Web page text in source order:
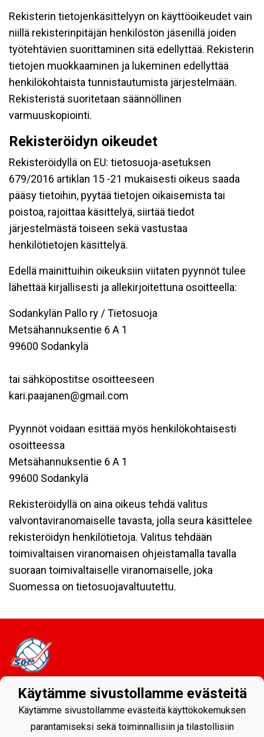
Rekisterin tietojenkäsittelyyn on käyttöoikeudet vain
niillä rekisterinpitäjän henkilöstön jäsenillä joiden
työtehtävien suorittaminen sitä edellyttää. Rekisterin
tietojen muokkaaminen ja lukeminen edellyttää
henkilökohtaista tunnistautumista järjestelmään.
Rekisteristä suoritetaan säännöllinen
varmuuskopiointi.
Rekisteröidyn oikeudet
Rekisteröidyllä on EU: tietosuoja-asetuksen
679/2016 artiklan 15 -21 mukaisesti oikeus saada
pääsy tietoihin, pyytää tietojen oikaisemista tai
poistoa, rajoittaa käsittelyä, siirtää tiedot
järjestelmästä toiseen sekä vastustaa
henkilötietojen käsittelyä.
Edellä mainittuihin oikeuksiin viitaten pyynnöt tulee
lähettää kirjallisesti ja allekirjoitettuna osoitteella:
Sodankylän Pallo ry / Tietosuoja
Metsähannuksentie 6 A 1
99600 Sodankylä
tai sähköpostitse osoitteeseen
kari.paajanen@gmail.com
Pyynnöt voidaan esittää myös henkilökohtaisesti
osoitteessa
Metsähannuksentie 6 A 1
99600 Sodankylä
Rekisteröidyllä on aina oikeus tehdä valitus
valvontaviranomaiselle tavasta, jolla seura käsittelee
rekisteröidyn henkilötietoja. Valitus tehdään
toimivaltaisen viranomaisen ohjeistamalla tavalla
suoraan toimivaltaiselle viranomaiselle, joka
Suomessa on tietosuojavaltuutettu.
Tietosuojaseloste
Sodankylän Pallo ry - Nuorissa on tulevaisuus
Käytämme sivustollamme evästeitä
Käytämme sivustollamme evästeitä käyttökokemuksen
parantamiseksi sekä toiminnallisiin ja tilastollisiin